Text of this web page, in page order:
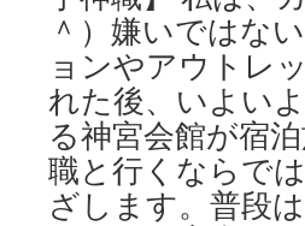
＾）嫌いではな
ョンやアウトレ
れた後、いよい
る神宮会館が宿
職と行くならで
ざします。普段